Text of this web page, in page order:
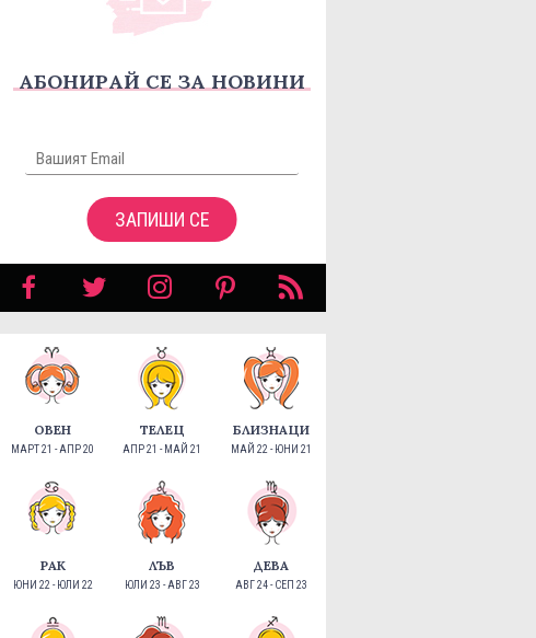
АБОНИРАЙ СЕ ЗА НОВИНИ
ЗАПИШИ СЕ
ОВЕН
МАРТ 21 - АПР 20
ТЕЛЕЦ
АПР 21 - МАЙ 21
БЛИЗНАЦИ
МАЙ 22 - ЮНИ 21
РАК
ЮНИ 22 - ЮЛИ 22
ЛЪВ
ЮЛИ 23 - АВГ 23
ДЕВА
АВГ 24 - СЕП 23